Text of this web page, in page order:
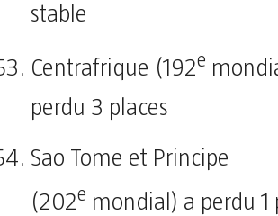
stable
Centrafrique (192e
perdu 3 places
Sao Tome et Principe
(202e mondial) a perdu 1